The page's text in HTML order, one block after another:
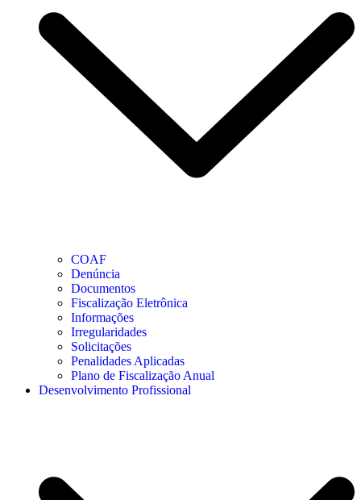
COAF
Denúncia
Documentos
Fiscalização Eletrônica
Informações
Irregularidades
Solicitações
Penalidades Aplicadas
Plano de Fiscalização Anual
Desenvolvimento Profissional